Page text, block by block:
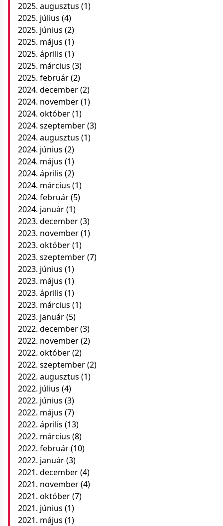
2025. augusztus (1)
2025. július (4)
2025. június (2)
2025. május (1)
2025. április (1)
2025. március (3)
2025. február(2)
2024. december(2)
2024. november(1)
2024. október(1)
2024. szeptember(3)
2024. augusztus (1)
2024. június (2)
2024. május (1)
2024. április (2)
2024. március (1)
2024. február(5)
2024. január(1)
2023. december(3)
2023. november(1)
2023. október(1)
2023. szeptember(7)
2023. június (1)
2023. május (1)
2023. április (1)
2023. március (1)
2023. január(5)
2022. december(3)
2022. november(2)
2022. október(2)
2022. szeptember(2)
2022. augusztus (1)
2022. július (4)
2022. június (3)
2022. május (7)
2022. április (13)
2022. március (8)
2022. február(10)
2022. január(3)
2021. december(4)
2021. november(4)
2021. október(7)
2021. június (1)
2021. május (1)